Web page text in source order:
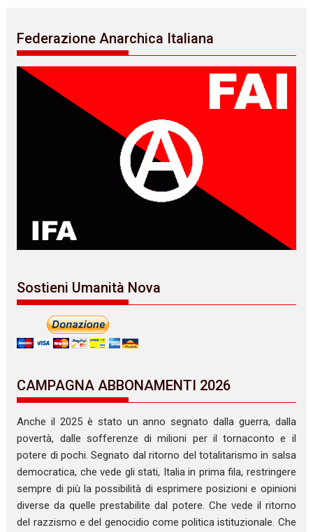
Federazione Anarchica Italiana
Sostieni Umanità Nova
CAMPAGNA ABBONAMENTI 2026
Anche il 2025 è stato un anno segnato dalla guerra, dalla
povertà, dalle sofferenze di milioni per il tornaconto e il
potere di pochi. Segnato dal ritorno del totalitarismo in salsa
democratica, che vede gli stati, Italia in prima fila, restringere
sempre di più la possibilità di esprimere posizioni e opinioni
diverse da quelle prestabilite dal potere. Che vede il ritorno
del razzismo e del genocidio come politica istituzionale. Che